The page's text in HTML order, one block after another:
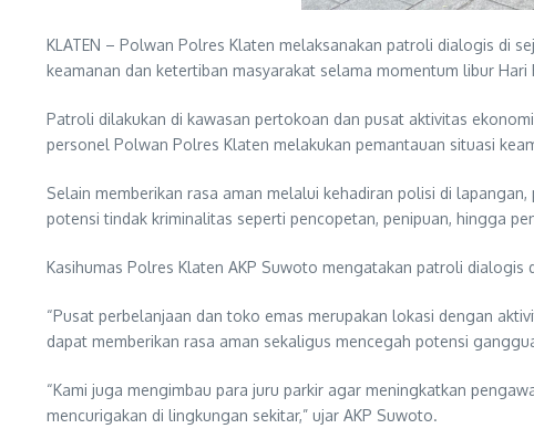
KLATEN – Polwan Polres Klaten melaksanakan patroli dialogis di
keamanan dan ketertiban masyarakat selama momentum libur
Patroli dilakukan di kawasan pertokoan dan pusat aktivitas
personel Polwan Polres Klaten melakukan pemantauan situasi
Selain memberikan rasa aman melalui kehadiran polisi di
potensi tindak kriminalitas seperti pencopetan, penipuan, hingga
Kasihumas Polres Klaten AKP Suwoto mengatakan patroli
“Pusat perbelanjaan dan toko emas merupakan lokasi dengan
dapat memberikan rasa aman sekaligus mencegah potensi
“Kami juga mengimbau para juru parkir agar meningkatkan
mencurigakan di lingkungan sekitar,” ujar AKP Suwoto.